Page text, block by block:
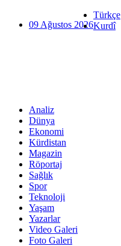
09 Ağustos 2026
Türkçe
Kurdî
Analiz
Dünya
Ekonomi
Kürdistan
Magazin
Röportaj
Sağlık
Spor
Teknoloji
Yaşam
Yazarlar
Video Galeri
Foto Galeri